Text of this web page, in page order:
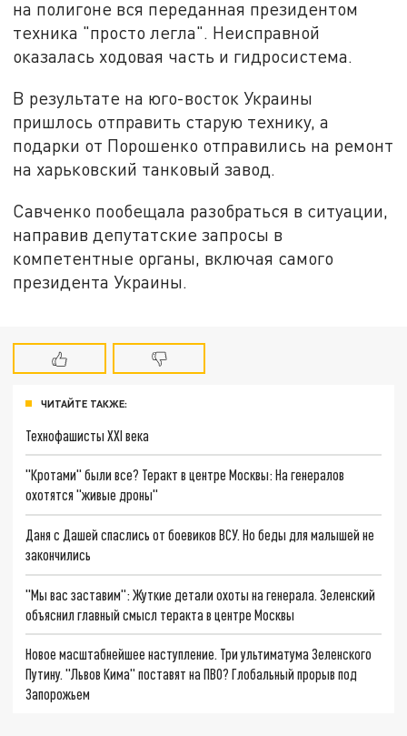
на полигоне вся переданная президентом
техника "просто легла". Неисправной
оказалась ходовая часть и гидросистема.
В результате на юго-восток Украины
пришлось отправить старую технику, а
подарки от Порошенко отправились на ремонт
на харьковский танковый завод.
Савченко пообещала разобраться в ситуации,
направив депутатские запросы в
компетентные органы, включая самого
президента Украины.
ЧИТАЙТЕ ТАКЖЕ:
Технофашисты XXI века
"Кротами" были все? Теракт в центре Москвы: На генералов
охотятся "живые дроны"
Даня с Дашей спаслись от боевиков ВСУ. Но беды для малышей не
закончились
"Мы вас заставим": Жуткие детали охоты на генерала. Зеленский
объяснил главный смысл теракта в центре Москвы
Новое масштабнейшее наступление. Три ультиматума Зеленского
Путину. "Львов Кима" поставят на ПВО? Глобальный прорыв под
Запорожьем